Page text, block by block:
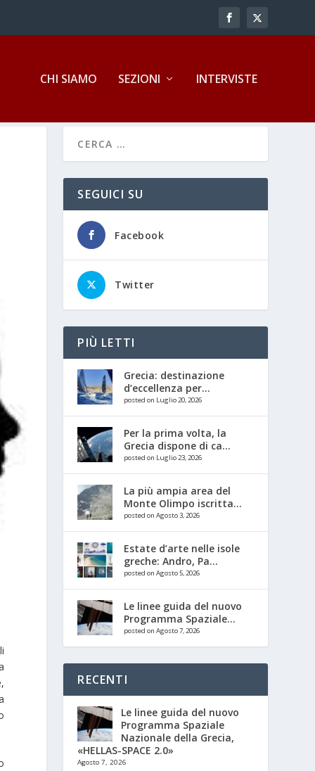
CHI SIAMO SEZIONI INTERVISTE
SEGUICI SU
Facebook
Twitter
PIÙ LETTI
Grecia: destinazione
d’eccellenza per...
posted on Luglio 20, 2026
Per la prima volta, la
Grecia dispone di ca...
posted on Luglio 23, 2026
La più ampia area del
Monte Olimpo iscritta...
posted on Agosto 3, 2026
Estate d’arte nelle isole
greche: Andro, Pa...
posted on Agosto 5, 2026
Le linee guida del nuovo
Programma Spaziale...
posted on Agosto 7, 2026
RECENTI
Le linee guida del nuovo
Programma Spaziale
Nazionale della Grecia,
«HELLAS-SPACE 2.0»
Agosto 7, 2026